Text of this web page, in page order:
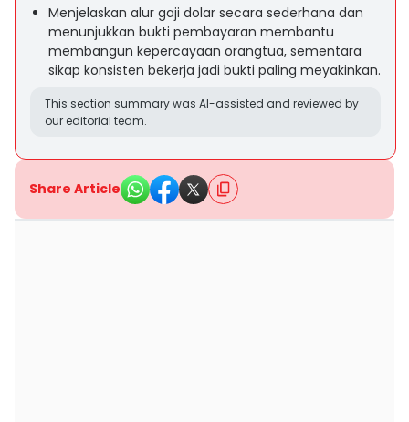
Menjelaskan alur gaji dolar secara sederhana dan
menunjukkan bukti pembayaran membantu
membangun kepercayaan orangtua, sementara
sikap konsisten bekerja jadi bukti paling meyakinkan.
This section summary was AI-assisted and reviewed by
our editorial team.
Share Article